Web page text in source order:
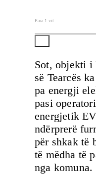
Para 1 vit
Sot, objekti i
së Tearcës
pa energji
pasi operatori
energjetik
ndërprerë
për shkak të
të mëdha të
nga komuna.